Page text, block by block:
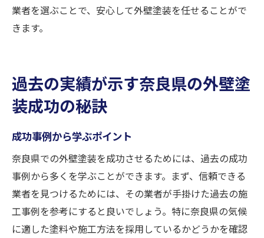
業者を選ぶことで、安心して外壁塗装を任せることがで
きます。
過去の実績が示す奈良県の外壁塗
装成功の秘訣
成功事例から学ぶポイント
奈良県での外壁塗装を成功させるためには、過去の成功
事例から多くを学ぶことができます。まず、信頼できる
業者を見つけるためには、その業者が手掛けた過去の施
工事例を参考にすると良いでしょう。特に奈良県の気候
に適した塗料や施工方法を採用しているかどうかを確認